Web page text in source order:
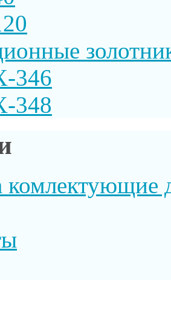
346
348
комлектующие